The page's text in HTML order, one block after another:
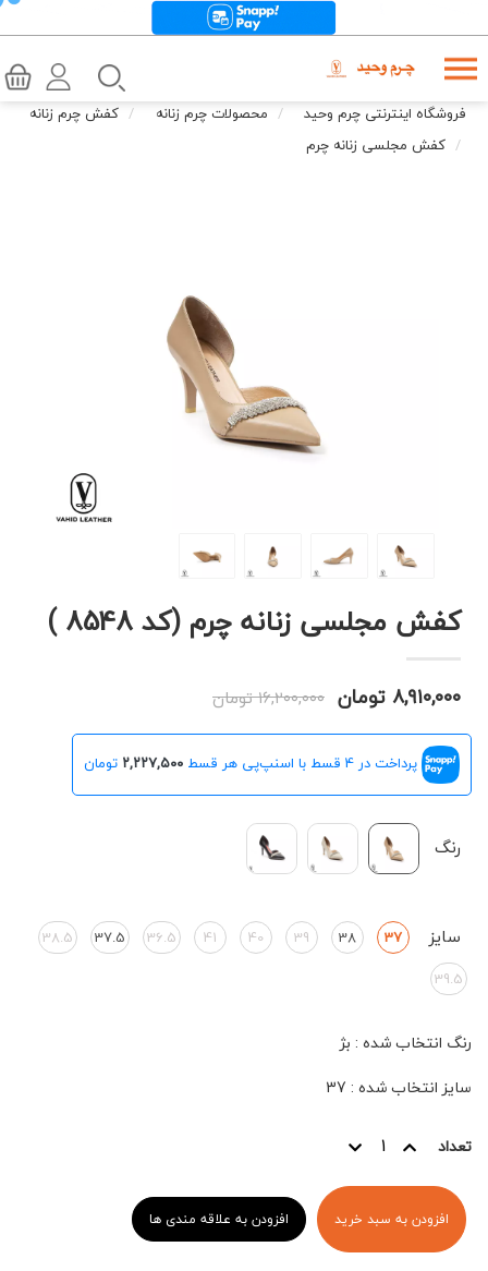
فروشگاه اینترنتی چرم وحید محصولات چرم زنانه
کفش چرم زنانه
کفش مجلسی زنانه چرم
کفش مجلسی زنانه چرم (کد 8548 )
۸,۹۱۰,۰۰۰ تومان ۱۶,۲۰۰,۰۰۰ تومان
پرداخت در 4 قسط با اسنپ‌پی هر قسط ۲,۲۲۷,۵۰۰ تومان
رنگ
سایز 37
38
39
40
41
36.5
37.5
38.5
39.5
رنگ انتخاب شده : بژ
سایز انتخاب شده :
37
تعداد
افزودن به سبد خرید افزودن به علاقه مندی ها